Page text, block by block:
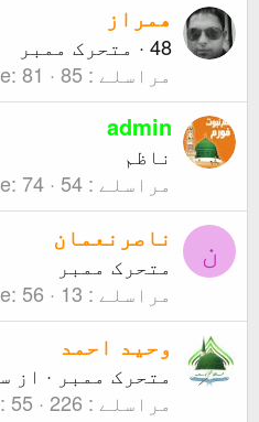
ھمراز
متحرک ممبر · 48
مراسلے
85
81
admin
ناظم
مراسلے
54
74
ن ناصرنعمان
متحرک ممبر
مراسلے
13
56
وحید احمد
متحرک ممبر · از
مراسلے
226
55